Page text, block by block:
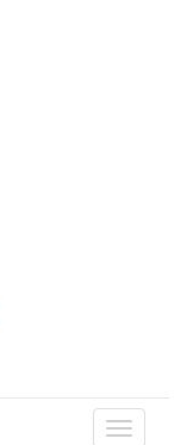
TOGGLE